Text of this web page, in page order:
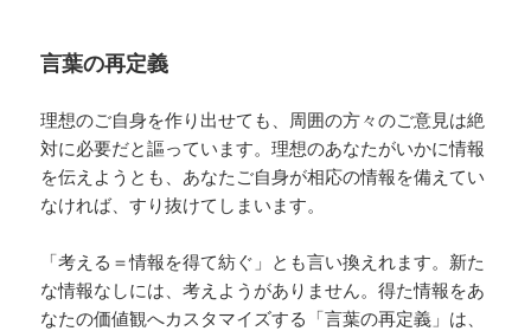
言葉の再定義
理想のご自身を作り出せても、周囲の方々のご意見は絶
対に必要だと謳っています。理想のあなたがいかに情報
を伝えようとも、あなたご自身が相応の情報を備えてい
なければ、すり抜けてしまいます。
「考える＝情報を得て紡ぐ」とも言い換えれます。新た
な情報なしには、考えようがありません。得た情報をあ
なたの価値観へカスタマイズする「言葉の再定義」は、